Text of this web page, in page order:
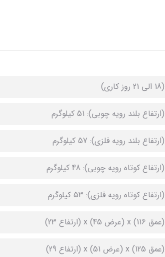
(18 الی 21 روز کاری)
(ارتفاع بلند رویه چوبی): 51 کیلوگرم
(ارتفاع بلند رویه فلزی): 57 کیلوگرم
(ارتفاع کوتاه رویه چوبی): 48 کیلوگرم
(ارتفاع کوتاه رویه فلزی): 53 کیلوگرم
(عمق 116) x (عرض 45) x (ارتفاع 23)
(عمق 125) x (عرض 51) x (ارتفاع 29)